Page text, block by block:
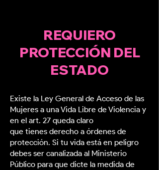
REQUIERO
PROTECCIÓN DEL
ESTADO
Existe la Ley General de Acceso de las
Mujeres a una Vida Libre de Violencia y
en el art. 27 queda claro
que tienes derecho a órdenes de
protección. Si tu vida está en peligro
debes ser canalizada al Ministerio
Público para que dicte la medida de